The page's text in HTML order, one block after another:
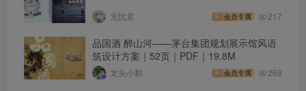
无忧君 会员专属 217
品国酒 醉山河——茅台集团规划展示馆风语
筑设计方案｜52页｜PDF｜19.8M
龙头小鹅 会员专属 269